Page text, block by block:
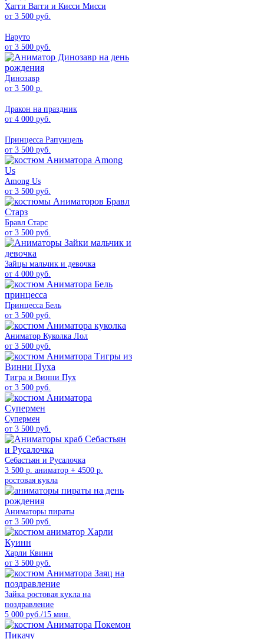
Хагги Вагги и Кисси Мисси
от 3 500 руб.
Наруто
от 3 500 руб.
Динозавр
от 3 500 р.
Дракон на праздник
от 4 000 руб.
Принцесса Рапунцель
от 3 500 руб.
Among Us
от 3 500 руб.
Бравл Старс
от 3 500 руб.
Зайцы мальчик и девочка
от 4 000 руб.
Принцесса Бель
от 3 500 руб.
Аниматор Куколка Лол
от 3 500 руб.
Тигра и Винни Пух
от 3 500 руб.
Супермен
от 3 500 руб.
Себастьян и Русалочка
3 500 р. аниматор + 4500 р.
ростовая кукла
Аниматоры пираты
от 3 500 руб.
Харли Квинн
от 3 500 руб.
Зайка ростовая кукла на
поздравление
5 000 руб./15 мин.